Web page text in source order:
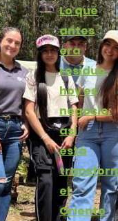
Lo que
antes
era
residuo,
hoy es
negocio:
así
está
el
Oriente